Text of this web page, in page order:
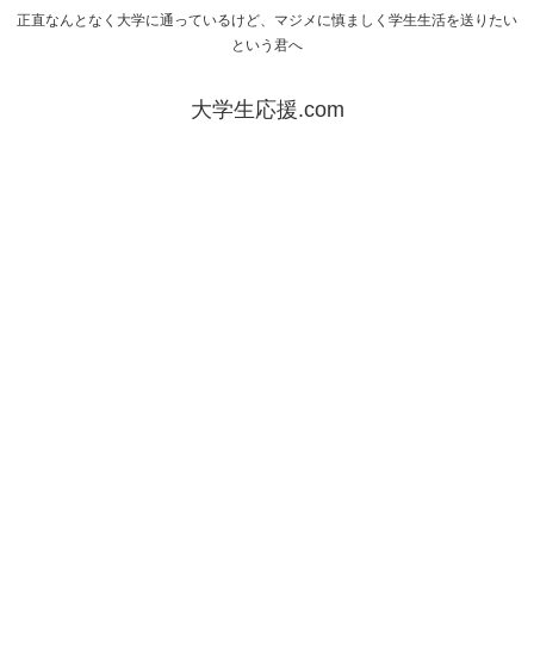
正直なんとなく大学に通っているけど、マジメに慎ましく学生生活を送りたい
という君へ
大学生応援.com